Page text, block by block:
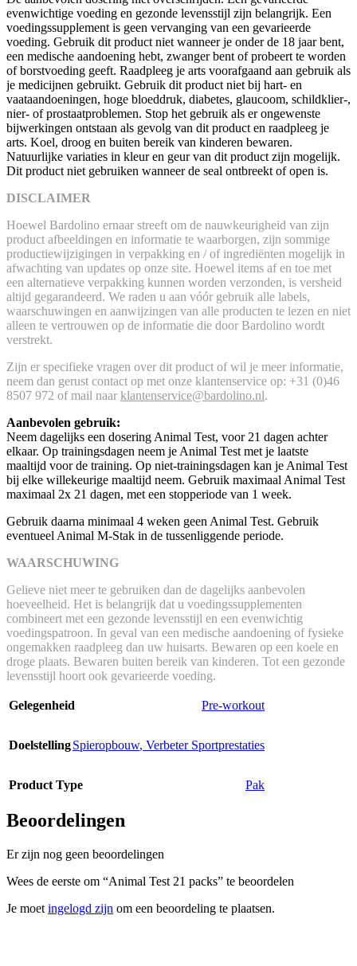
evenwichtige voeding en gezonde levensstijl zijn belangrijk. Een
voedingssupplement is geen vervanging van een gevarieerde
voeding. Gebruik dit product niet wanneer je onder de 18 jaar bent,
een medische aandoening hebt, zwanger bent of probeert te worden
of borstvoeding geeft. Raadpleeg je arts voorafgaand aan gebruik als
je medicijnen gebruikt. Gebruik dit product niet bij hart- en
vaataandoeningen, hoge bloeddruk, diabetes, glaucoom, schildklier-,
nier- of prostaatproblemen. Stop het gebruik als er ongewenste
bijwerkingen ontstaan als gevolg van dit product en raadpleeg je
arts. Koel, droog en buiten bereik van kinderen bewaren.
Natuurlijke variaties in kleur en geur van dit product zijn mogelijk.
Dit product niet gebruiken wanneer de seal ontbreekt of open is.
DISCLAIMER
Hoewel Bardolino ernaar streeft om de nauwkeurigheid van zijn
product afbeeldingen en informatie te waarborgen, zijn sommige
productiewijzigingen in verpakking en / of ingrediënten mogelijk in
afwachting van updates op onze site. Hoewel items af en toe met
een alternatieve verpakking kunnen worden verzonden, is versheid
altijd gegarandeerd. We raden u aan vóór gebruik alle labels,
waarschuwingen en aanwijzingen van alle producten te lezen en niet
alleen te vertrouwen op de informatie die door Bardolino wordt
verstrekt.
Zijn er specifieke vragen over dit product of wil je meer informatie,
neem dan gerust contact op met onze klantenservice op: +31 (0)46
8507 972 of mail naar klantenservice@bardolino.nl.
Aanbevolen gebruik:
Neem dagelijks een dosering Animal Test, voor 21 dagen achter
elkaar. Op trainingsdagen neem je Animal Test met je laatste
maaltijd voor de training. Op niet-trainingsdagen kan je Animal Test
bij elke willekeurige maaltijd neem. Gebruik maximaal Animal Test
maximaal 2x 21 dagen, met een stopperiode van 1 week.
Gebruik daarna minimaal 4 weken geen Animal Test. Gebruik
eventueel Animal M-Stak in de tussenliggende periode.
WAARSCHUWING
Gelieve niet meer te gebruiken dan de dagelijks aanbevolen
hoeveelheid. Het is belangrijk dat u voedingssupplementen
combineert met een gezonde levensstijl en een evenwichtig
voedingspatroon. In geval van een medische aandoening of fysieke
ongemakken raadpleeg dan uw huisarts. Bewaren op een koele en
droge plaats. Bewaren buiten bereik van kinderen. Tot een gezonde
levensstijl hoort ook gevarieerde voeding.
Gelegenheid Pre-workout
DoelstellingSpieropbouw, Verbeter Sportprestaties
Product Type Pak
Beoordelingen
Er zijn nog geen beoordelingen
Wees de eerste om “Animal Test 21 packs” te beoordelen
Je moet ingelogd zijn om een beoordeling te plaatsen.